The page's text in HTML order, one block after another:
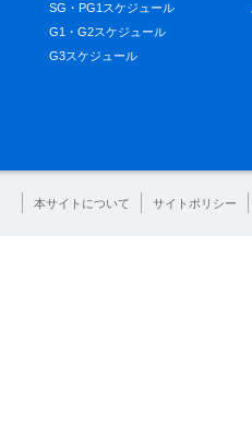
SG・PG1スケジュール
G1・G2スケジュール
G3スケジュール
本サイトについて サイトポリシー